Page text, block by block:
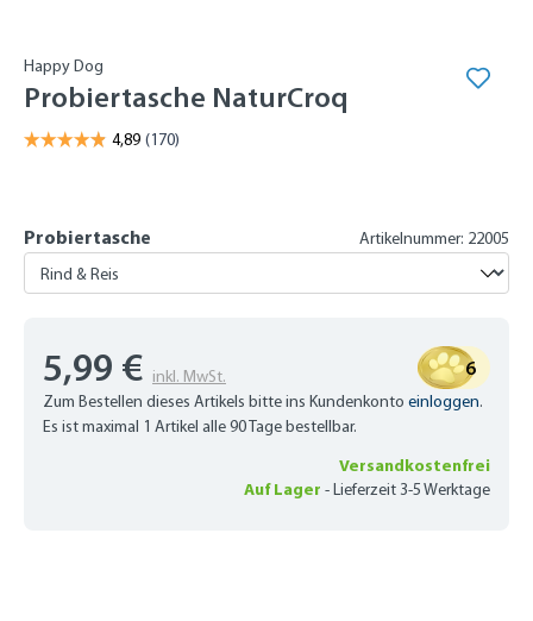
Happy Dog
Probiertasche NaturCroq
Probiertasche Artikelnummer: 22005
5,99 € inkl. MwSt. 6
Zum Bestellen dieses Artikels bitte ins Kundenkonto einloggen.
Es ist maximal 1 Artikel alle 90 Tage bestellbar.
Versandkostenfrei
Auf Lager -Lieferzeit 3-5 Werktage